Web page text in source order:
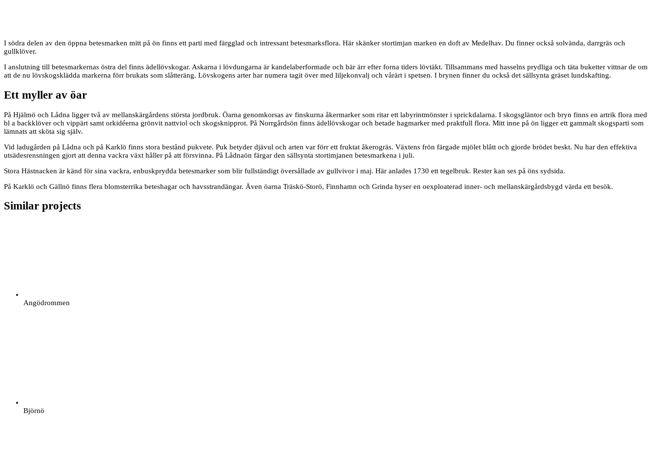
I södra delen av den öppna betesmarken mitt på ön finns ett parti med färgglad och intressant betesmarksflora. Här skänker stortimjan marken en doft av Medelhav. Du finner också solvända, darrgräs och
gullklöver.
I anslutning till betesmarkernas östra del finns ädellövskogar. Askarna i lövdungarna är kandelaberformade och bär ärr efter forna tiders lövtäkt. Tillsammans med hasselns prydliga och täta buketter vittnar de om
att de nu lövskogsklädda markerna förr brukats som slåtteräng. Lövskogens arter har numera tagit över med liljekonvalj och vårärt i spetsen. I brynen finner du också det sällsynta gräset lundskafting.
Ett myller av öar
På Hjälmö och Lådna ligger två av mellanskärgårdens största jordbruk. Öarna genomkorsas av finskurna åkermarker som ritar ett labyrintmönster i sprickdalarna. I skogsgläntor och bryn finns en artrik flora med
bl a backklöver och vippärt samt orkidéerna grönvit nattviol och skogsknipprot. På Norrgårdsön finns ädellövskogar och betade hagmarker med praktfull flora. Mitt inne på ön ligger ett gammalt skogsparti som
lämnats att sköta sig själv.
Vid ladugården på Lådna och på Karklö finns stora bestånd pukvete. Puk betyder djävul och arten var förr ett fruktat åkerogräs. Växtens frön färgade mjölet blått och gjorde brödet beskt. Nu har den effektiva
utsädesrensningen gjort att denna vackra växt håller på att försvinna. På Lådnaön färgar den sällsynta stortimjanen betesmarkena i juli.
Stora Hästnacken är känd för sina vackra, enbuskprydda betesmarker som blir fullständigt översållade av gullvivor i maj. Här anlades 1730 ett tegelbruk. Rester kan ses på öns sydsida.
På Karklö och Gällnö finns flera blomsterrika beteshagar och havsstrandängar. Även öarna Träskö-Storö, Finnhamn och Grinda hyser en oexploaterad inner- och mellanskärgårdsbygd värda ett besök.
Similar projects
Angödrommen
Björnö